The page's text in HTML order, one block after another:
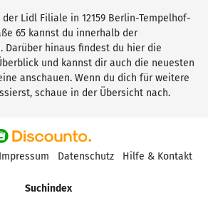
Lidl Filiale in 12159 Berlin-Tempelhof-
65 kannst du innerhalb der
Darüber hinaus findest du hier die
und kannst dir auch die neuesten
anschauen. Wenn du dich für weitere
schaue in der Übersicht nach.
Impressum Datenschutz Hilfe & Kontakt
Suchindex